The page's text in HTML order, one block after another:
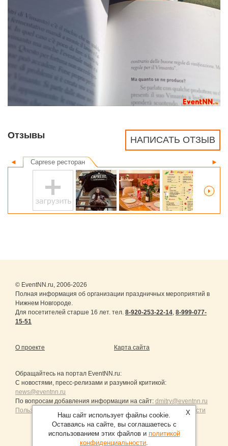
НАПИСАТЬ ОТЗЫВ
Отзывы
◄ ►
Caprese ресторан
© EventNN.ru, 2006-2026
Полная информация об организации праздничных мероприятий в
Нижнем Новгороде.
Для посетителей старше 16 лет. тел. 8-920-253-22-14, 8-999-077-
15-51
О проекте Карта сайта
Обращайтесь на портал EventNN.ru:
С новостями, пресс-релизами и разумной критикой:
news@eventnn.ru
По вопросам добавления информации на сайт: dmitry@eventnn.ru
Пользовательское Соглашение и политика конфиденциальности
X
Наш сайт использует файлы cookie.
Оставаясь на сайте, вы соглашаетесь с
использованием этих файлов и политикой
конфиденциальности.